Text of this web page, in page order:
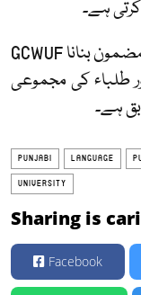
ہے۔
انتظامیہ نے مزید کہا کہ پنجابی کو لازمی مضمون بنانا GCWUF
طلباء کی مجموعی
ہے۔
PUNJABI LANGUAGE
UNIVERSITY
Sharing is
Facebook